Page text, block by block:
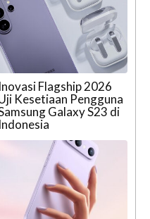
Inovasi Flagship 2026
Kesetiaan Pengguna
Galaxy S23 di
Indonesia